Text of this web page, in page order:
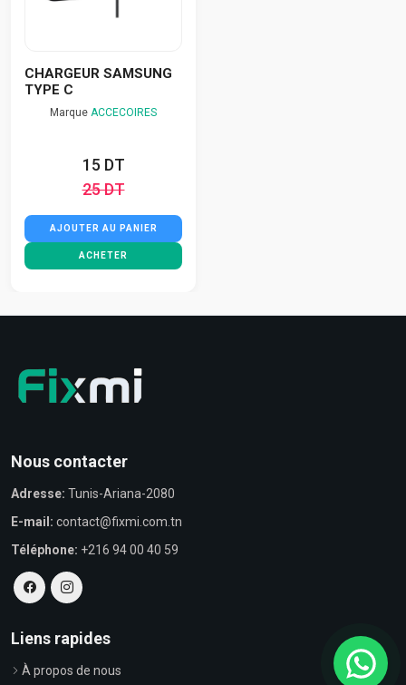
CHARGEUR SAMSUNG
TYPE C
Marque ACCECOIRES
15 DT
25 DT
AJOUTER AU PANIER
ACHETER
Nous contacter
Adresse: Tunis-Ariana-2080
E-mail: contact@fixmi.com.tn
Téléphone: +216 94 00 40 59
Liens rapides
À propos de nous